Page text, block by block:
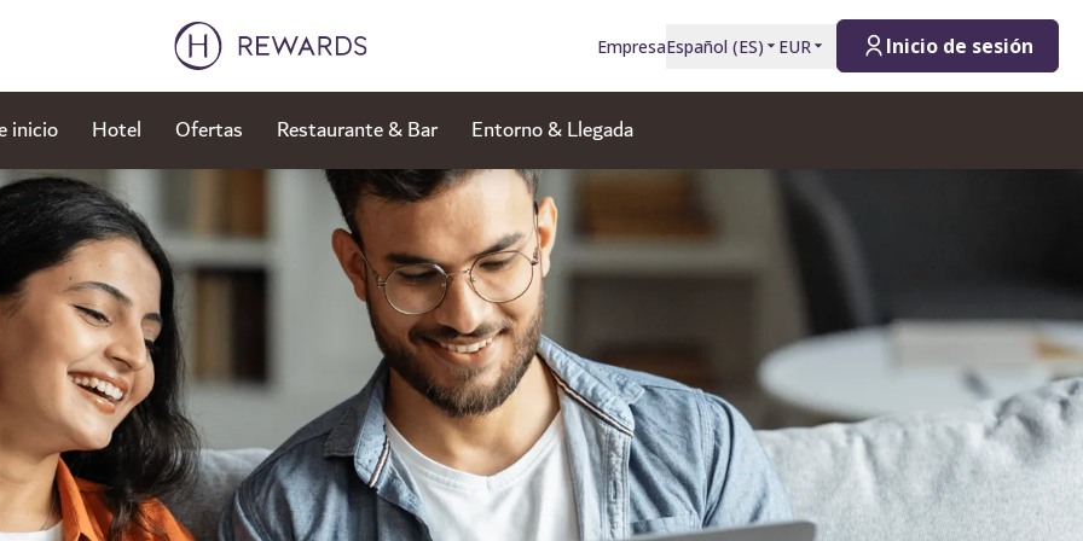
EmpresaEspañol (ES) EUR Inicio de sesión
inicio Hotel Ofertas Restaurante & Bar Entorno & Llegada